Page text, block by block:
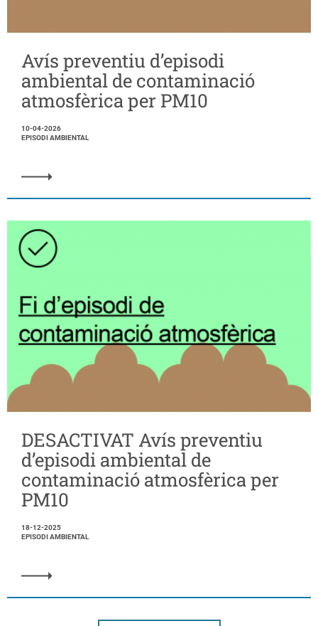
Avís preventiu d’episodi
ambiental de contaminació
atmosfèrica per PM10
10-04-2026
EPISODI AMBIENTAL
DESACTIVAT Avís preventiu
d’episodi ambiental de
contaminació atmosfèrica per
PM10
18-12-2025
EPISODI AMBIENTAL